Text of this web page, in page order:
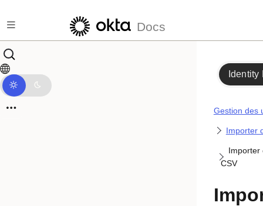
Docs
Identity
Gestion des
Importer
Importer
CSV